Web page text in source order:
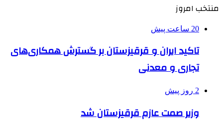
منتخب امروز
20 ساعت پیش
تاکید ایران و قرقیزستان بر گسترش همکاری‌های
تجاری و معدنی
2 روز پیش
وزیر صمت عازم قرقیزستان شد